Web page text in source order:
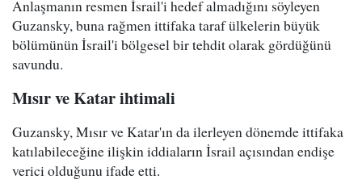
Anlaşmanın resmen İsrail'i hedef almadığını söyleyen
Guzansky, buna rağmen ittifaka taraf ülkelerin büyük
bölümünün İsrail'i bölgesel bir tehdit olarak gördüğünü
savundu.
Mısır ve Katar ihtimali
Guzansky, Mısır ve Katar'ın da ilerleyen dönemde ittifaka
katılabileceğine ilişkin iddiaların İsrail açısından endişe
verici olduğunu ifade etti.